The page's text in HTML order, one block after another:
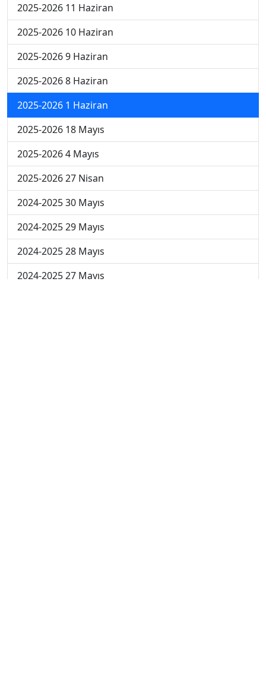
2025-2026 11 Haziran
2025-2026 10 Haziran
2025-2026 9 Haziran
2025-2026 8 Haziran
2025-2026 1 Haziran
2025-2026 18 Mayıs
2025-2026 4 Mayıs
2025-2026 27 Nisan
2024-2025 30 Mayıs
2024-2025 29 Mayıs
2024-2025 28 Mayıs
2024-2025 27 Mayıs